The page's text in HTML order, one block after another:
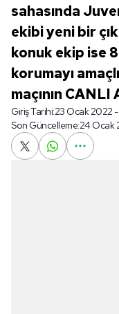
sahasında
ekibi yeni bir
konuk ekip ise
korumayı
maçının
Giriş Tarihi:23 Ocak 2022
Son Güncelleme:24 Ocak